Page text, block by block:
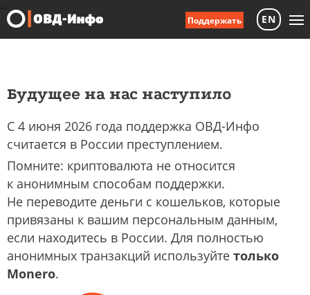
EN
Поддержать
Будущее на нас наступило
С 4 июня 2026 года поддержка ОВД-Инфо
считается в России преступлением.
Помните: криптовалюта не относится
к анонимным способам поддержки.
Не переводите деньги с кошельков, которые
привязаны к вашим персональным данным,
если находитесь в России. Для полностью
анонимных транзакций используйте только
Monero.